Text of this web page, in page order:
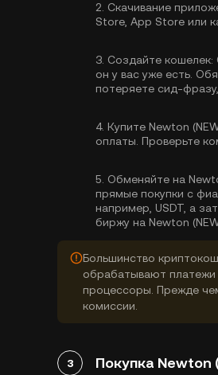
2. Скачивание
Store, App Store или
3. Создайте кошелек:
он у вас уже есть.
потеряете сид-
4. Купите Newton
оплаты. Проверьте
5. Обменяйте на
прямые покупки с
например, USDT, а
биржу на Newton
Большинство
обрабатывают
процессоры. Прежде
комиссии.
3 Покупка Newton